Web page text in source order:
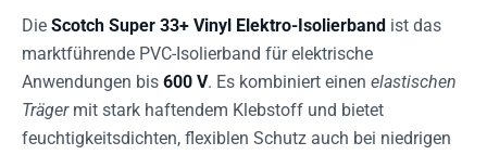
Die Scotch Super 33+ Vinyl Elektro-Isolierband ist das
marktführende PVC-Isolierband für elektrische
Anwendungen bis 600 V. Es kombiniert einen elastischen
Trägermit stark haftendem Klebstoff und bietet
feuchtigkeitsdichten, flexiblen Schutz auch bei niedrigen